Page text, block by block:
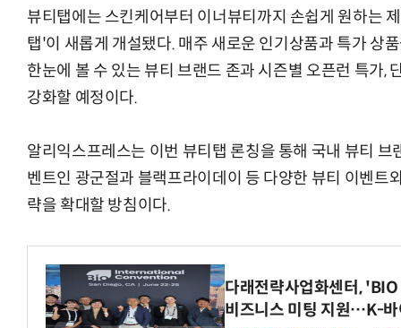
뷰티탭에는 스킨케어부터 이너뷰티까지 손쉽게 원하는
탭'이 새롭게 개설됐다. 매주 새로운 인기상품과 특가 상
한눈에 볼 수 있는 뷰티 브랜드 존과 시즌별 오픈런 특가,
강화할 예정이다.
알리익스프레스는 이번 뷰티탭 론칭을 통해 국내 뷰티
벤트인 광군절과 블랙프라이데이 등 다양한 뷰티 이벤트
략을 확대할 방침이다.
다래전략사업화센터,
비즈니스 미팅 지원…K-바